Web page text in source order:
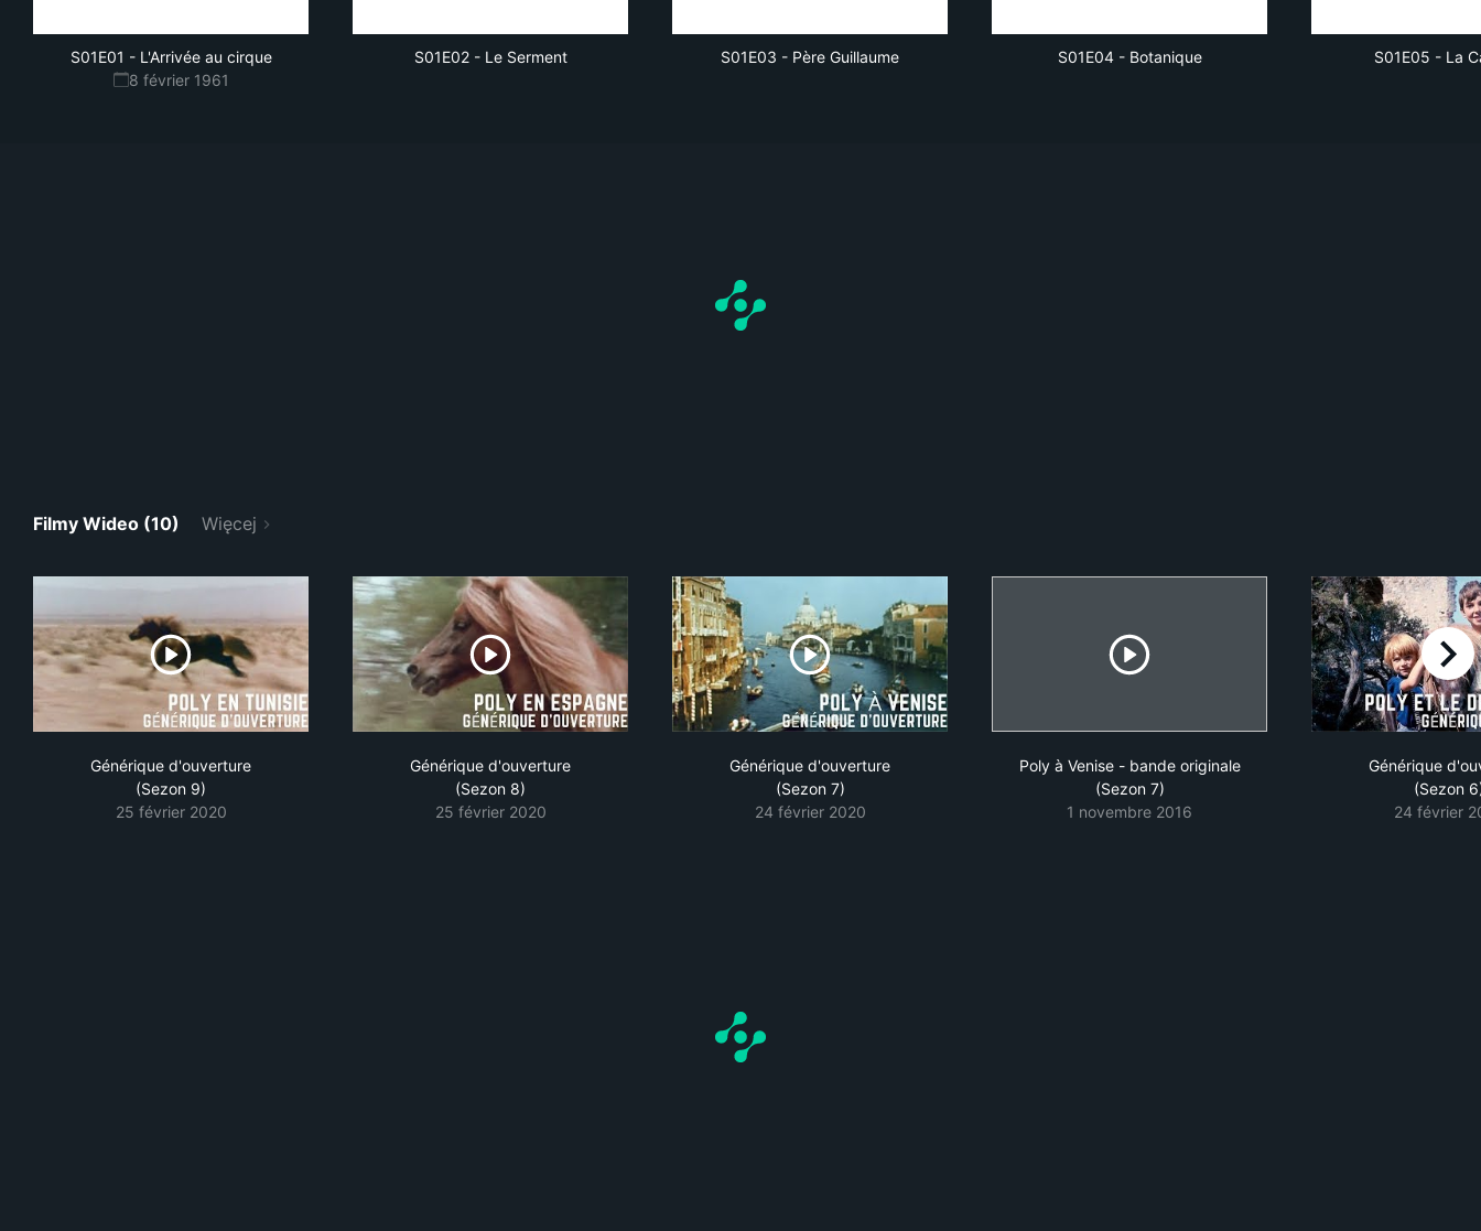
S01E01 - L'Arrivée au cirque
8 février 1961
S01E02- Le Serment S01E03 - Père Guillaume S01E04- Botanique S01E05 - La
Filmy Wideo (10) Więcej
Générique d'ouverture
(Sezon 9)
25 février 2020
Générique d'ouverture
(Sezon 8)
25 février 2020
Générique d'ouverture
(Sezon 7)
24 février 2020
Poly à Venise - bande originale
(Sezon 7)
1 novembre 2016
Générique
(Sezon
24 février
right